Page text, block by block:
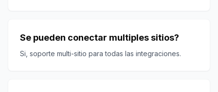
Se pueden conectar multiples sitios?
Si, soporte multi-sitio para todas las integraciones.